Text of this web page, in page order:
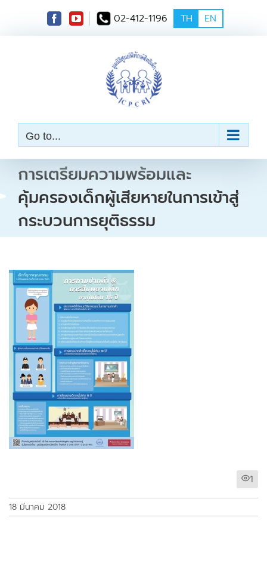
t
02-412-1196 TH EN
Go to...
การเตรียมความพร้อมและ
คุ้มครองเด็กผู้เสียหายในการเข้าสู่
กระบวนการยุติธรรม
1
18 มีนาคม 2018